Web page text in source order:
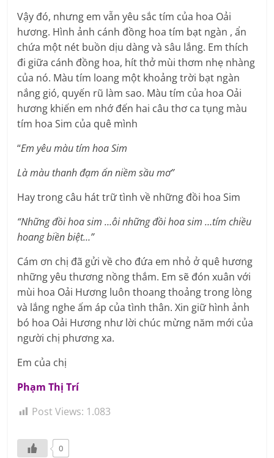
Vậy đó, nhưng em vẫn yêu sắc tím của hoa Oải
hương. Hình ảnh cánh đồng hoa tím bạt ngàn , ẩn
chứa một nét buồn dịu dàng và sâu lắng. Em thích
đi giữa cánh đồng hoa, hít thở mùi thơm nhẹ nhàng
của nó. Màu tím loang một khoảng trời bạt ngàn
nắng gió, quyến rũ làm sao. Màu tím của hoa Oải
hương khiến em nhớ đến hai câu thơ ca tụng màu
tím hoa Sim của quê mình
“Em yêu màu tím hoa Sim
Là màu thanh đạm ẩn niềm sầu mơ”
Hay trong câu hát trữ tình về những đồi hoa Sim
“Những đồi hoa sim …ôi những đồi hoa sim …tím chiều
hoang biền biệt…”
Cám ơn chị đã gửi về cho đứa em nhỏ ở quê hương
những yêu thương nồng thắm. Em sẽ đón xuân với
mùi hoa Oải Hương luôn thoang thoảng trong lòng
và lắng nghe ấm áp của tình thân. Xin giữ hình ảnh
bó hoa Oải Hương như lời chúc mừng năm mới của
người chị phương xa.
Em của chị
Phạm Thị Trí
Post Views: 1.083
0